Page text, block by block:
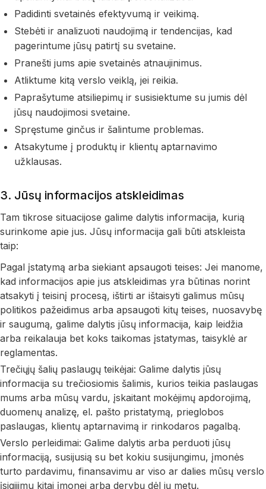
Padidinti svetainės efektyvumą ir veikimą.
Stebėti ir analizuoti naudojimą ir tendencijas, kad
pagerintume jūsų patirtį su svetaine.
Pranešti jums apie svetainės atnaujinimus.
Atliktume kitą verslo veiklą, jei reikia.
Paprašytume atsiliepimų ir susisiektume su jumis dėl
jūsų naudojimosi svetaine.
Spręstume ginčus ir šalintume problemas.
Atsakytume į produktų ir klientų aptarnavimo
užklausas.
3. Jūsų informacijos atskleidimas
Tam tikrose situacijose galime dalytis informacija, kurią
surinkome apie jus. Jūsų informacija gali būti atskleista
taip:
Pagal įstatymą arba siekiant apsaugoti teises: Jei manome,
kad informacijos apie jus atskleidimas yra būtinas norint
atsakyti į teisinį procesą, ištirti ar ištaisyti galimus mūsų
politikos pažeidimus arba apsaugoti kitų teises, nuosavybę
ir saugumą, galime dalytis jūsų informacija, kaip leidžia
arba reikalauja bet koks taikomas įstatymas, taisyklė ar
reglamentas.
Trečiųjų šalių paslaugų teikėjai: Galime dalytis jūsų
informacija su trečiosiomis šalimis, kurios teikia paslaugas
mums arba mūsų vardu, įskaitant mokėjimų apdorojimą,
duomenų analizę, el. pašto pristatymą, prieglobos
paslaugas, klientų aptarnavimą ir rinkodaros pagalbą.
Verslo perleidimai: Galime dalytis arba perduoti jūsų
informaciją, susijusią su bet kokiu susijungimu, įmonės
turto pardavimu, finansavimu ar viso ar dalies mūsų verslo
įsigijimu kitai įmonei arba derybų dėl jų metu.